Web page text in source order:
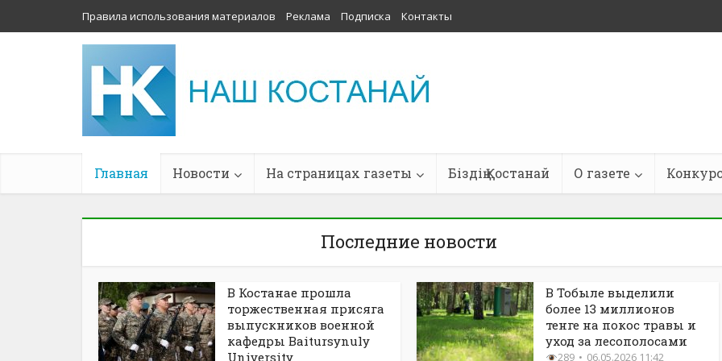
Правила использования материалов Реклама Подписка Контакты
Главная Новости На страницах газеты Біздің Қостанай О газете
Последние новости
В Костанае прошла
торжественная присяга
выпускников военной
кафедры Baitursynuly
University
В Тобыле выделили
более 13 миллионов
тенге на покос травы и
уход за лесополосами
289 06.05.2026 11:42